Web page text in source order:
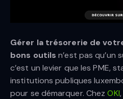
Gérer la trésorerie de
bons outils n’est pas
c’est un levier que les PME,
institutions publiques
pour se démarquer. ChezOKI